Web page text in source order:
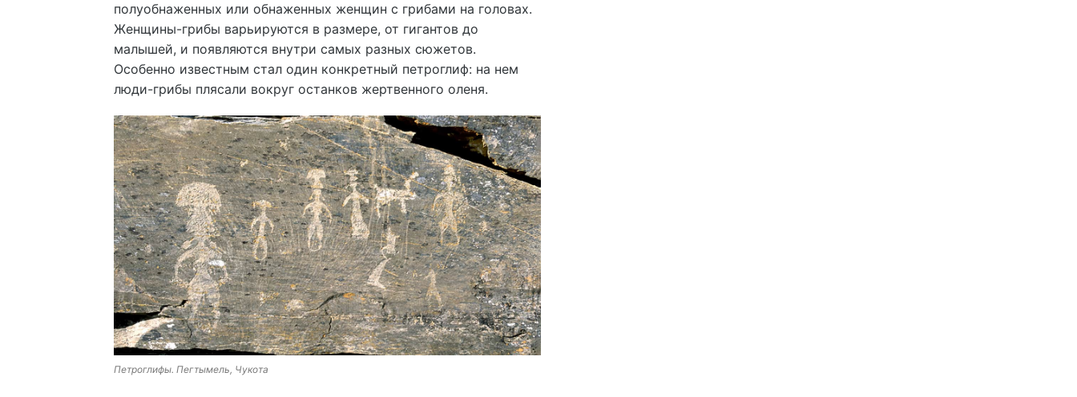
полуобнаженных или обнаженных женщин с грибами на головах.
Женщины-грибы варьируются в размере, от гигантов до
малышей, и появляются внутри самых разных сюжетов.
Особенно известным стал один конкретный петроглиф: на нем
люди-грибы плясали вокруг останков жертвенного оленя.
Петроглифы. Пегтымель, Чукота